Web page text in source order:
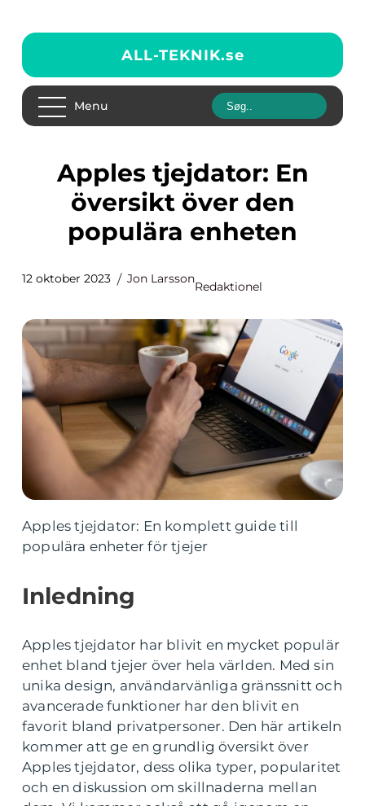
ALL-TEKNIK.se
Menu
Apples tjejdator: En
översikt över den
populära enheten
12 oktober 2023 Jon Larsson
Redaktionel
Apples tjejdator: En komplett guide till
populära enheter för tjejer
Inledning
Apples tjejdator har blivit en mycket populär
enhet bland tjejer över hela världen. Med sin
unika design, användarvänliga gränssnitt och
avancerade funktioner har den blivit en
favorit bland privatpersoner. Den här artikeln
kommer att ge en grundlig översikt över
Apples tjejdator, dess olika typer, popularitet
och en diskussion om skillnaderna mellan